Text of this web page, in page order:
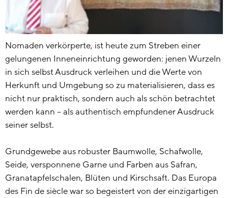
Nomaden verkörperte, ist heute zum Streben einer
gelungenen Inneneinrichtung geworden: jenen Wurzeln
in sich selbst Ausdruck verleihen und die Werte von
Herkunft und Umgebung so zu materialisieren, dass es
nicht nur praktisch, sondern auch als schön betrachtet
werden kann – als authentisch empfundener Ausdruck
seiner selbst.
Grundgewebe aus robuster Baumwolle, Schafwolle,
Seide, versponnene Garne und Farben aus Safran,
Granatapfelschalen, Blüten und Kirschsaft. Das Europa
des Fin de siècle war so begeistert von der einzigartigen